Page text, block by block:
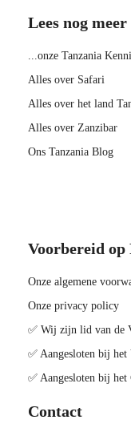
Lees nog meer
...onze Tanzania
Alles over Safari
Alles over het land
Alles over Zanzibar
Ons Tanzania Blog
Voorbereid op
Onze algemene
Onze privacy policy
✅ Wij zijn lid van de
✅ Aangesloten bij
✅ Aangesloten bij
Contact